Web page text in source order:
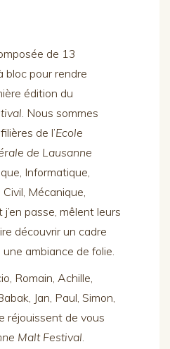
de 13
bloc pour rendre
édition du
. Nous sommes
de l’Ecole
de Lausanne
Informatique,
Mécanique,
passe, mêlent leurs
découvrir un cadre
ambiance de folie.
Romain, Achille,
Jan, Paul, Simon,
réjouissent de vous
Malt Festival